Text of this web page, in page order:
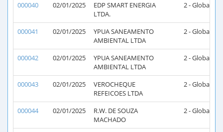
000040 02/01/2025
EDP SMART ENERGIA
LTDA.
2 - Global
000041 02/01/2025
YPUA SANEAMENTO
AMBIENTAL LTDA
2 - Global
000042 02/01/2025
YPUA SANEAMENTO
AMBIENTAL LTDA
2 - Global
000043 02/01/2025
VEROCHEQUE
REFEICOES LTDA
2 - Global
000044 02/01/2025
R.W. DE SOUZA
MACHADO
2 - Global